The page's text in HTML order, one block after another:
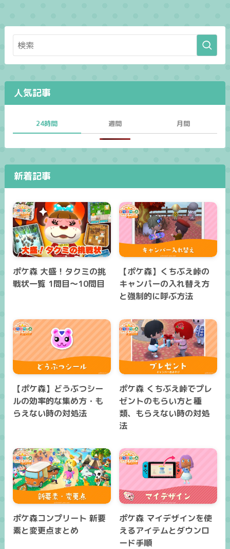
人気記事
24時間 週間 月間
新着記事
ポケ森 大盛！タクミの挑
戦状一覧 1問目～10問目
【ポケ森】くちぶえ峠の
キャンパーの入れ替え方
と強制的に呼ぶ方法
【ポケ森】どうぶつシー
ルの効率的な集め方・も
らえない時の対処法
ポケ森 くちぶえ峠でプレ
ゼントのもらい方と種
類、もらえない時の対処
法
ポケ森コンプリート 新要
素と変更点まとめ
ポケ森 マイデザインを使
えるアイテムとダウンロ
ード手順